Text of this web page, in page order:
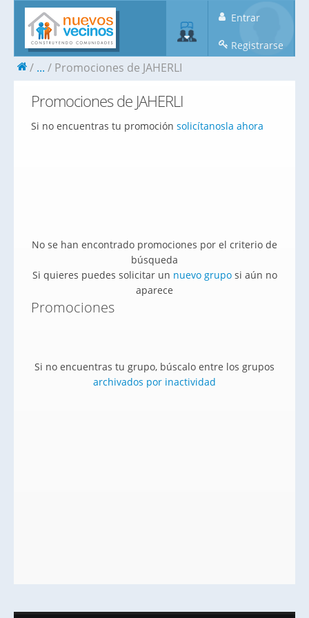
Entrar
Registrarse
... Promociones de JAHERLI
Promociones de JAHERLI
Si no encuentras tu promoción solicítanosla ahora
No se han encontrado promociones por el criterio de
búsqueda
Si quieres puedes solicitar un nuevo gruposi aún no
aparece
Promociones
Si no encuentras tu grupo, búscalo entre los grupos
archivados por inactividad